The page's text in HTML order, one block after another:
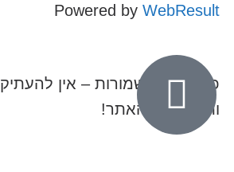
Powered byWebResult
כל הזכויות שמורות – אין
ותמונות) מהאתר!